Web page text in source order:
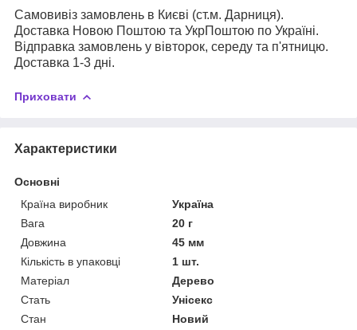
Самовивіз замовлень в Києві (ст.м. Дарниця).
Доставка Новою Поштою та УкрПоштою по Україні.
Відправка замовлень у вівторок, середу та п'ятницю.
Доставка 1-3 дні.
Приховати
Характеристики
Основні
Країна виробник
Україна
Вага
20 г
Довжина
45 мм
Кількість в упаковці
1 шт.
Матеріал
Дерево
Стать
Унісекс
Стан
Новий